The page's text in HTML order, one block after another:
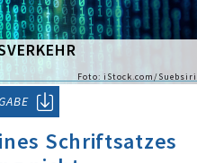
Foto: iStock.com/Suebsiri
Schriftsatzes